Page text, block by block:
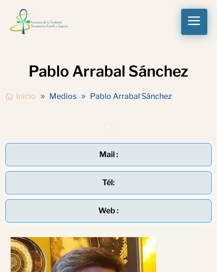
a
Pablo Arrabal Sánchez
Inicio Medios Pablo Arrabal Sánchez
Mail :
Tél:
Web :